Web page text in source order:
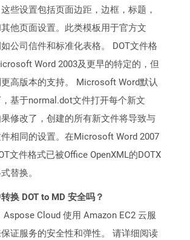
些设置包括页面边距，边框，标题，
他页面设置。此类模板用于官方文
公司信件和标准化表格。 DOT文件格
Word 2003及更早的特定的，但
高版本的支持。 Microsoft Word默认
基于normal.dot文件打开每个新文
修改了，创建的所有新文件将导致与
相同的设置。在Microsoft Word 2007
文件格式已被Office OpenXML的DOTX
替换。
换 DOT to MD 安全吗？
Aspose Cloud 使用 Amazon EC2 云服
证服务的安全性和弹性。 请详细阅读